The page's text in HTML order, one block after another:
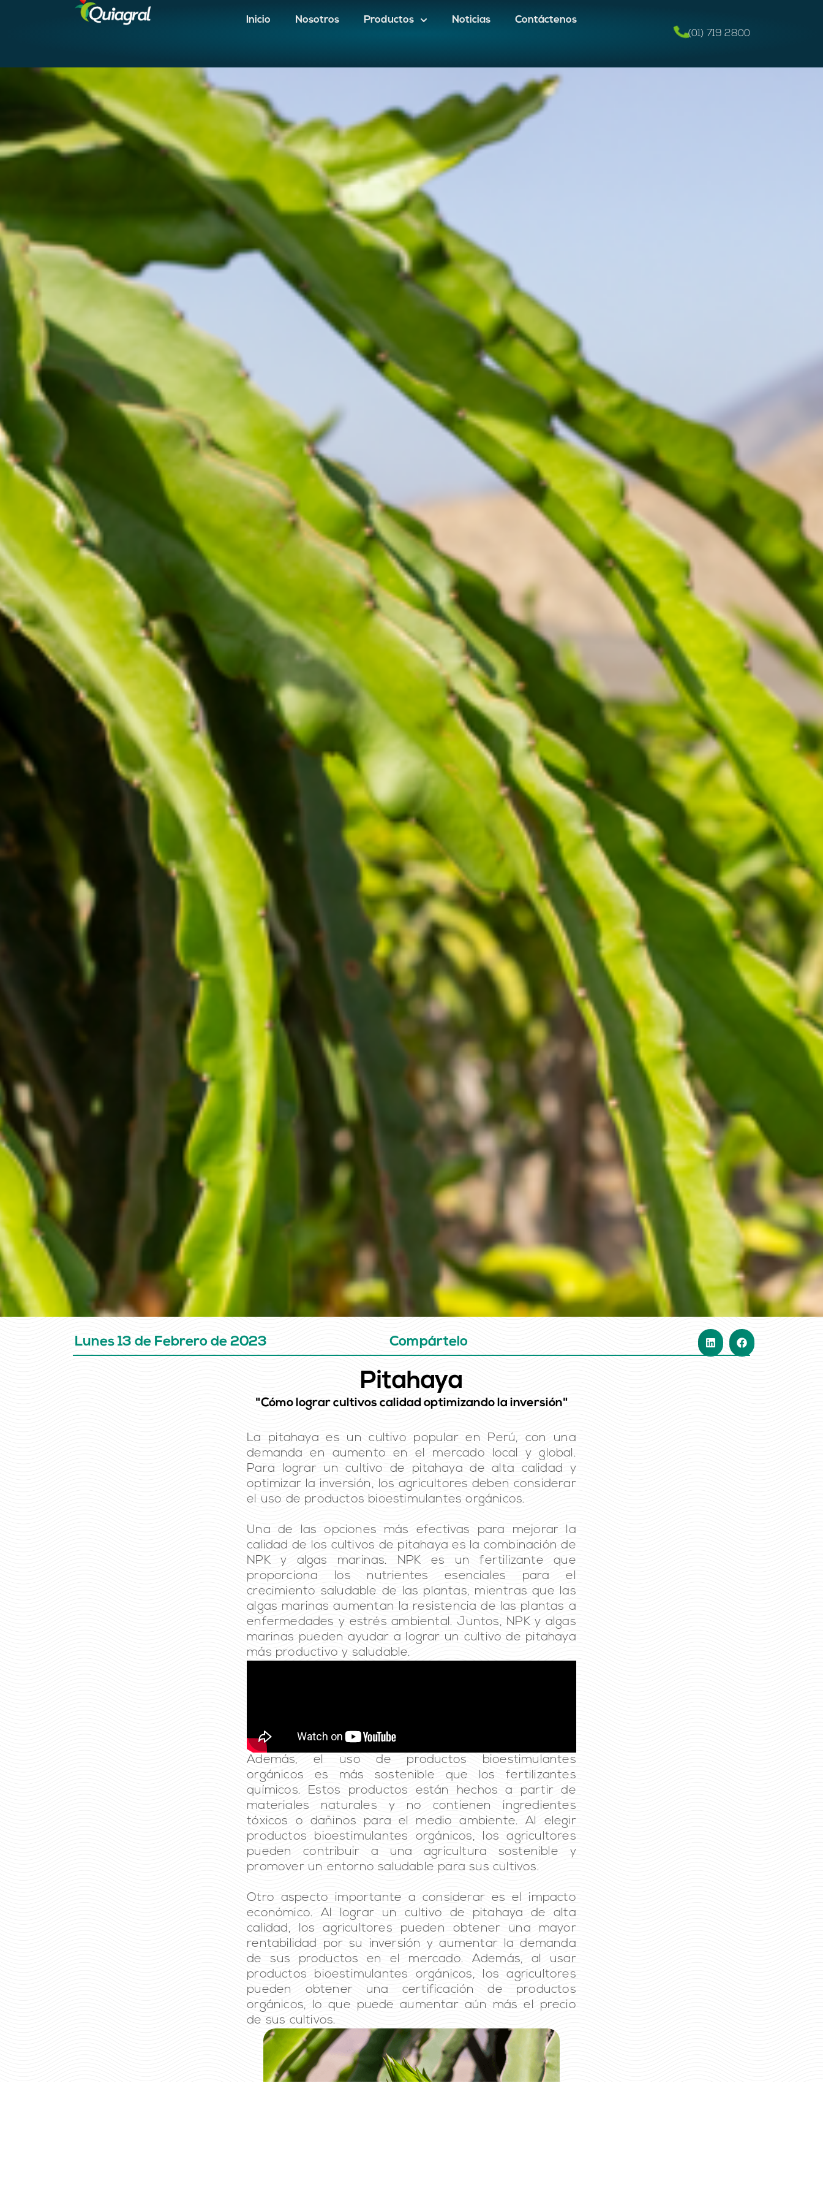
Inicio Nosotros Productos Noticias Contáctenos
(01) 719 2800
Lunes 13 de Febrero de 2023 Compártelo
Pitahaya
"Cómo lograr cultivos calidad optimizando la inversión"
La pitahaya es un cultivo popular en Perú, con una
demanda en aumento en el mercado local y global.
Para lograr un cultivo de pitahaya de alta calidad y
optimizar la inversión, los agricultores deben considerar
el uso de productos bioestimulantes orgánicos.
Una de las opciones más efectivas para mejorar la
calidad de los cultivos de pitahaya es la combinación de
NPK y algas marinas. NPK es un fertilizante que
proporciona los nutrientes esenciales para el
crecimiento saludable de las plantas, mientras que las
algas marinas aumentan la resistencia de las plantas a
enfermedades y estrés ambiental. Juntos, NPK y algas
marinas pueden ayudar a lograr un cultivo de pitahaya
más productivo y saludable.
Además, el uso de productos bioestimulantes
orgánicos es más sostenible que los fertilizantes
químicos. Estos productos están hechos a partir de
materiales naturales y no contienen ingredientes
tóxicos o dañinos para el medio ambiente. Al elegir
productos bioestimulantes orgánicos, los agricultores
pueden contribuir a una agricultura sostenible y
promover un entorno saludable para sus cultivos.
Otro aspecto importante a considerar es el impacto
económico. Al lograr un cultivo de pitahaya de alta
calidad, los agricultores pueden obtener una mayor
rentabilidad por su inversión y aumentar la demanda
de sus productos en el mercado. Además, al usar
productos bioestimulantes orgánicos, los agricultores
pueden obtener una certificación de productos
orgánicos, lo que puede aumentar aún más el precio
de sus cultivos.